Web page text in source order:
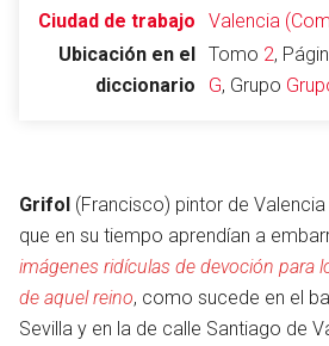
Leer
Ciudad de trabajo
Valencia
Ubicación en el
diccionario
Tomo 2,
G, Grupo
Grifol (Francisco) pintor de
que en su tiempo aprendían a
imágenes ridículas de devoción para
de aquel reino, como sucede en el
Sevilla y en la de calle Santiago de